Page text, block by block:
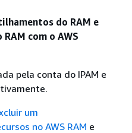
do RAM e
com o AWS
pela conta do IPAM e
um
no AWS RAM e